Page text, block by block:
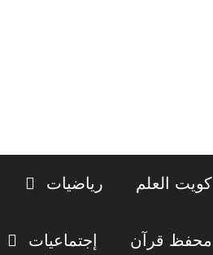
كويت العلم رياضيات
محفظ قرآن إجتماعيات